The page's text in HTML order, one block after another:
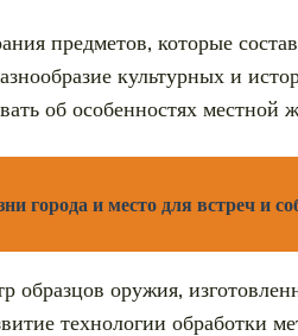
предметов, которые
культурных и
об особенностях местной
города и место для встреч и
образцов оружия,
технологии обработки